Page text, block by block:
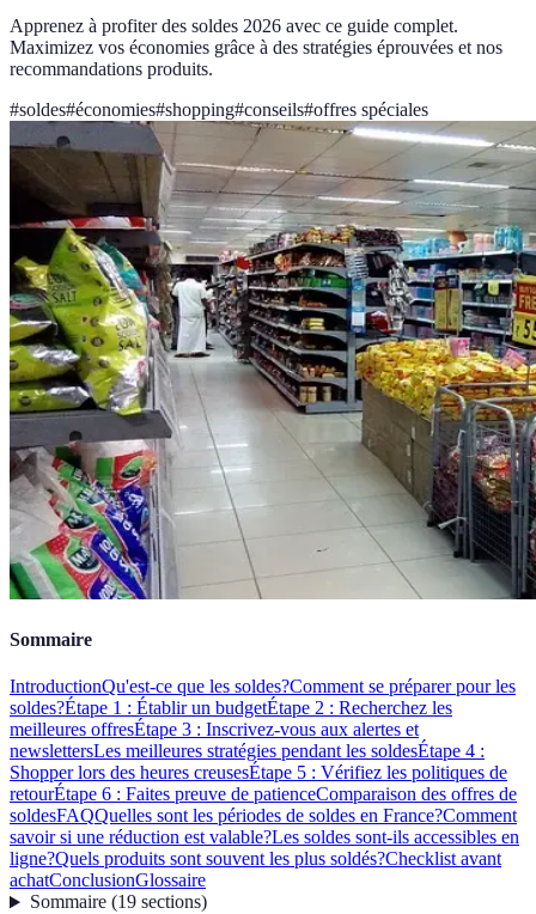
Apprenez à profiter des soldes 2026 avec ce guide complet.
Maximizez vos économies grâce à des stratégies éprouvées et nos
recommandations produits.
#soldes#économies#shopping#conseils#offres spéciales
Sommaire
IntroductionQu'est-ce que les soldes?Comment se préparer pour les
soldes?Étape 1 : Établir un budgetÉtape 2 : Recherchez les
meilleures offresÉtape 3 : Inscrivez-vous aux alertes et
newslettersLes meilleures stratégies pendant les soldesÉtape 4 :
Shopper lors des heures creusesÉtape 5 : Vérifiez les politiques de
retourÉtape 6 : Faites preuve de patienceComparaison des offres de
soldesFAQQuelles sont les périodes de soldes en France?Comment
savoir si une réduction est valable?Les soldes sont-ils accessibles en
ligne?Quels produits sont souvent les plus soldés?Checklist avant
achatConclusionGlossaire
Sommaire(19 sections)